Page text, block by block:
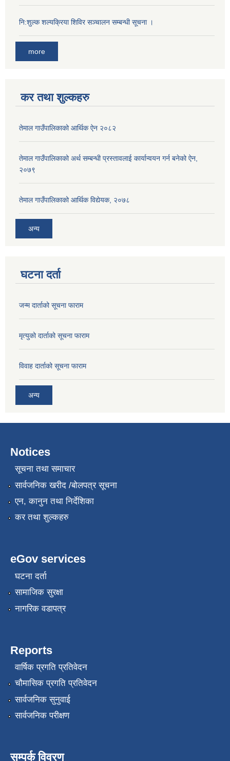
नि:शुल्क शल्यक्रिया शिविर सञ्चालन सम्बन्धी सूचना ।
more
कर तथा शुल्कहरु
तेमाल गाउँपालिकाको आर्थिक ऐन २०८२
तेमाल गाउँपालिकाको अर्थ सम्बन्धी प्रस्तावलाई कार्यान्वयन गर्न बनेको ऐन,
२०७९
तेमाल गाउँपालिकाको आर्थिक विद्येयक, २०७८
अन्य
घटना दर्ता
जन्म दार्ताको सूचना फाराम
मृत्युको दार्ताको सूचना फाराम
विवाह दार्ताको सूचना फाराम
अन्य
Notices
सूचना तथा समाचार
सार्वजनिक खरीद /बोलपत्र सूचना
एन, कानुन तथा निर्देशिका
कर तथा शुल्कहरु
eGov services
घटना दर्ता
सामाजिक सुरक्षा
नागरिक वडापत्र
Reports
वार्षिक प्रगति प्रतिवेदन
चौमासिक प्रगति प्रतिवेदन
सार्वजनिक सुनुवाई
सार्वजनिक परीक्षण
सम्पर्क विवरण